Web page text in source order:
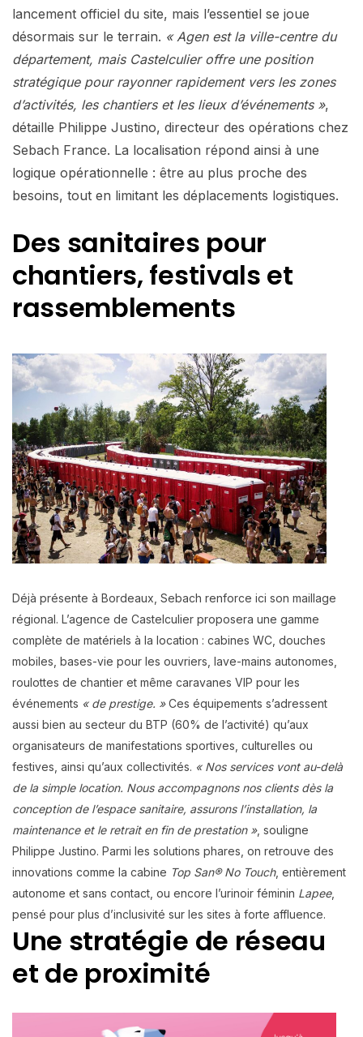
lancement officiel du site, mais l’essentiel se joue
désormais sur le terrain. « Agen est la ville-centre du
département, mais Castelculier offre une position
stratégique pour rayonner rapidement vers les zones
d’activités, les chantiers et les lieux d’événements »,
détaille Philippe Justino, directeur des opérations chez
Sebach France. La localisation répond ainsi à une
logique opérationnelle : être au plus proche des
besoins, tout en limitant les déplacements logistiques.
Des sanitaires pour
chantiers, festivals et
rassemblements
Déjà présente à Bordeaux, Sebach renforce ici son maillage
régional. L’agence de Castelculier proposera une gamme
complète de matériels à la location : cabines WC, douches
mobiles, bases-vie pour les ouvriers, lave-mains autonomes,
roulottes de chantier et même caravanes VIP pour les
événements « de prestige. »Ces équipements s’adressent
aussi bien au secteur du BTP (60% de l’activité) qu’aux
organisateurs de manifestations sportives, culturelles ou
festives, ainsi qu’aux collectivités. « Nos services vont au-delà
de la simple location. Nous accompagnons nos clients dès la
conception de l’espace sanitaire, assurons l’installation, la
maintenance et le retrait en fin de prestation », souligne
Philippe Justino. Parmi les solutions phares, on retrouve des
innovations comme la cabine Top San® No Touch, entièrement
autonome et sans contact, ou encore l’urinoir féminin Lapee,
pensé pour plus d’inclusivité sur les sites à forte affluence.
Une stratégie de réseau
et de proximité